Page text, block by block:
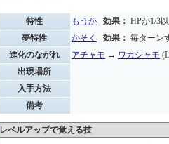
特性 もうか 効果： HPが1/3
夢特性
かそく 効果： 毎ターン
進化のながれ
アチャモ → ワカシャモ
出現場所
入手方法
備考
レベルアップで覚える技